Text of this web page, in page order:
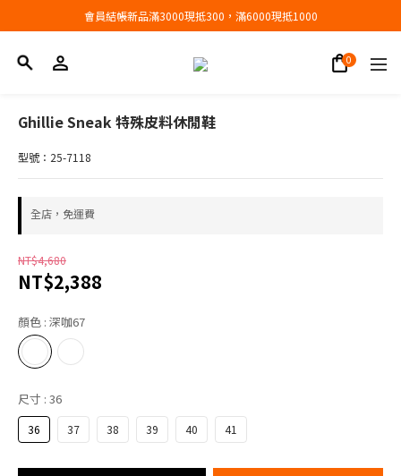
會員結帳新品滿3000現抵300，滿6000現抵1000
會員結帳新品滿3000現抵300，滿6000現抵1000
Ghillie Sneak 特殊皮料休閒鞋
型號：25-7118
全店，免運費
NT$4,680
NT$2,388
顏色 : 深咖67
尺寸 : 36
36 37 38 39 40 41